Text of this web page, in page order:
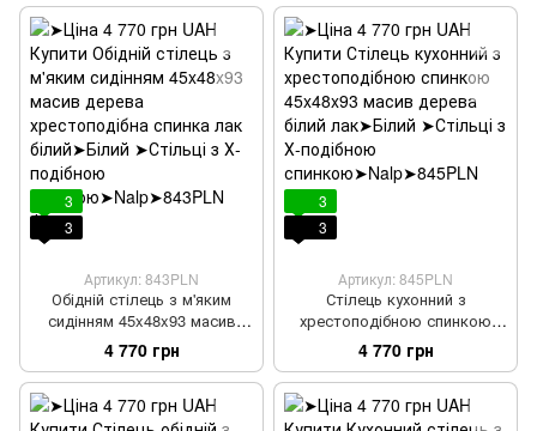
3
3
Артикул: 843PLN
Обідній стілець з м'яким
сидінням 45x48x93 масив
дерева хрестоподібна спинка
лак білий
4 770 грн
3
3
Артикул: 845PLN
Стілець кухонний з
хрестоподібною спинкою
45x48x93 масив дерева білий
лак
4 770 грн